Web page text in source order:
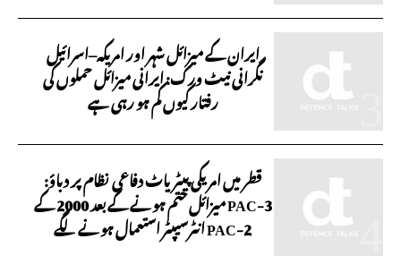
ایران کے میزائل شہر اور امریکہ–اسرائیل
نگرانی نیٹ ورک: ایرانی میزائل حملوں کی
رفتار کیوں کم ہو رہی ہے
قطر میں امریکی پیٹریاٹ دفاعی نظام پر دباؤ:
PAC-3 میزائل ختم ہونے کے بعد 2000 کے
PAC-2 انٹرسیپٹر استعمال ہونے لگے